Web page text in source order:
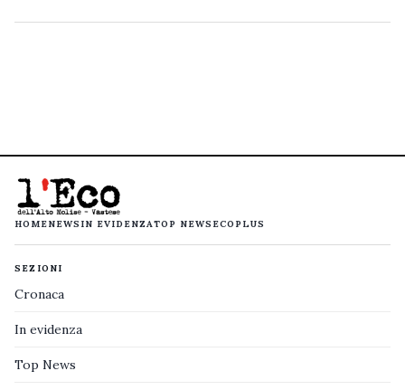
HOMENEWS IN EVIDENZATOP NEWS ECOPLUS
SEZIONI
Cronaca
In evidenza
Top News